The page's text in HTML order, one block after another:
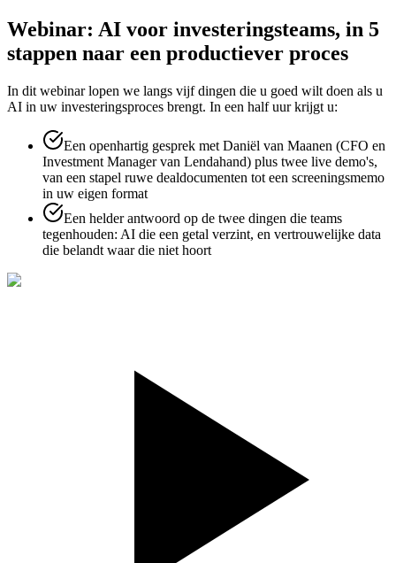
Webinar: AI voor investeringsteams, in 5
stappen naar een productiever proces
In dit webinar lopen we langs vijf dingen die u goed wilt doen als u
AI in uw investeringsproces brengt. In een half uur krijgt u:
Een openhartig gesprek met Daniël van Maanen (CFO en
Investment Manager van Lendahand) plus twee live demo's,
van een stapel ruwe dealdocumenten tot een screeningsmemo
in uw eigen format
Een helder antwoord op de twee dingen die teams
tegenhouden: AI die een getal verzint, en vertrouwelijke data
die belandt waar die niet hoort